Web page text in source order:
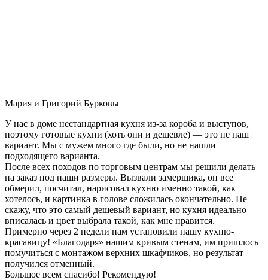
Мария и Григорий Бурковы
У нас в доме нестандартная кухня из-за короба и выступов,
поэтому готовые кухни (хоть они и дешевле) — это не наш
вариант. Мы с мужем много где были, но не нашли
подходящего варианта.
После всех походов по торговым центрам мы решили делать
на заказ под наши размеры. Вызвали замерщика, он все
обмерил, посчитал, нарисовал кухню именно такой, как
хотелось, и картинка в голове сложилась окончательно. Не
скажу, что это самый дешевый вариант, но кухня идеально
вписалась и цвет выбрала такой, как мне нравится.
Примерно через 2 недели нам установили нашу кухню-
красавицу! «Благодаря» нашим кривым стенам, им пришлось
помучиться с монтажом верхних шкафчиков, но результат
получился отменный.
Большое всем спасибо! Рекомендую!